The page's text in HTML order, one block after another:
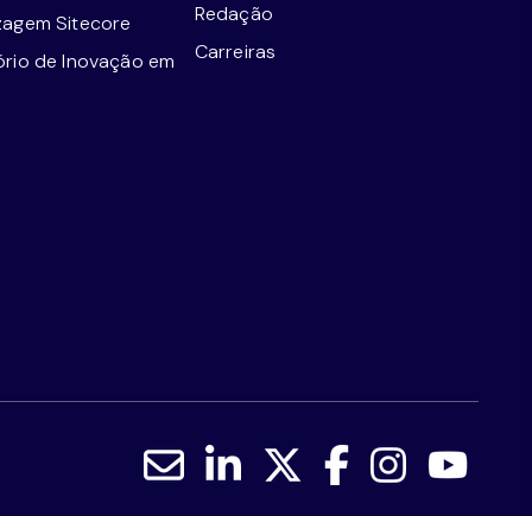
Sitecore
de Inovação em
Redação
Carreiras